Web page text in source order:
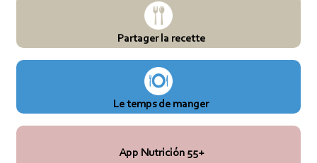
Partager la recette
Le temps de manger
App Nutrición 55+